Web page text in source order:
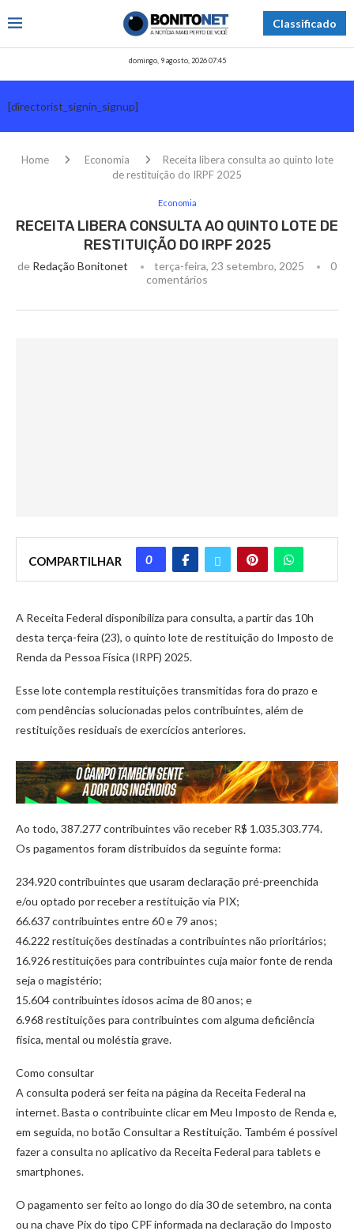
Classificado
domingo, 9 agosto, 2026 07:45
[directorist_signin_signup]
Home Economia
Receita libera consulta ao quinto lote
de restituição do IRPF 2025
Economia
RECEITA LIBERA CONSULTA AO QUINTO LOTE DE
RESTITUIÇÃO DO IRPF 2025
de Redação Bonitonet terça-feira, 23 setembro, 2025
0
comentários
COMPARTILHAR 0
A Receita Federal disponibiliza para consulta, a partir das 10h
desta terça-feira (23), o quinto lote de restituição do Imposto de
Renda da Pessoa Física (IRPF) 2025.
Esse lote contempla restituições transmitidas fora do prazo e
com pendências solucionadas pelos contribuintes, além de
restituições residuais de exercícios anteriores.
Ao todo, 387.277 contribuintes vão receber R$ 1.035.303.774.
Os pagamentos foram distribuídos da seguinte forma:
234.920 contribuintes que usaram declaração pré-preenchida
e/ou optado por receber a restituição via PIX;
66.637 contribuintes entre 60 e 79 anos;
46.222 restituições destinadas a contribuintes não prioritários;
16.926 restituições para contribuintes cuja maior fonte de renda
seja o magistério;
15.604 contribuintes idosos acima de 80 anos; e
6.968 restituições para contribuintes com alguma deficiência
física, mental ou moléstia grave.
Como consultar
A consulta poderá ser feita na página da Receita Federal na
internet. Basta o contribuinte clicar em Meu Imposto de Renda e,
em seguida, no botão Consultar a Restituição. Também é possível
fazer a consulta no aplicativo da Receita Federal para tablets e
smartphones.
O pagamento ser feito ao longo do dia 30 de setembro, na conta
ou na chave Pix do tipo CPF informada na declaração do Imposto